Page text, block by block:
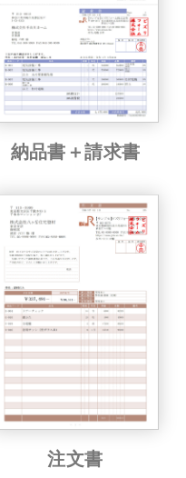
納品書＋請求書
注文書